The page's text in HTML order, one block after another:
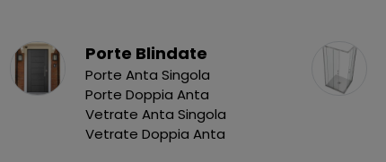
Porte Blindate
Porte Anta Singola
Porte Doppia Anta
Vetrate Anta Singola
Vetrate Doppia Anta